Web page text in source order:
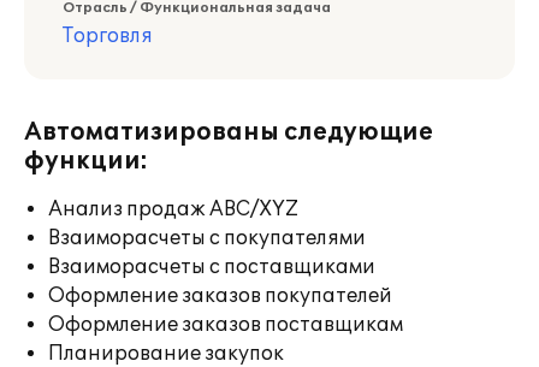
Отрасль / Функциональная задача
Торговля
Автоматизированы следующие
функции:
Анализ продаж ABC/XYZ
Взаиморасчеты с покупателями
Взаиморасчеты с поставщиками
Оформление заказов покупателей
Оформление заказов поставщикам
Планирование закупок